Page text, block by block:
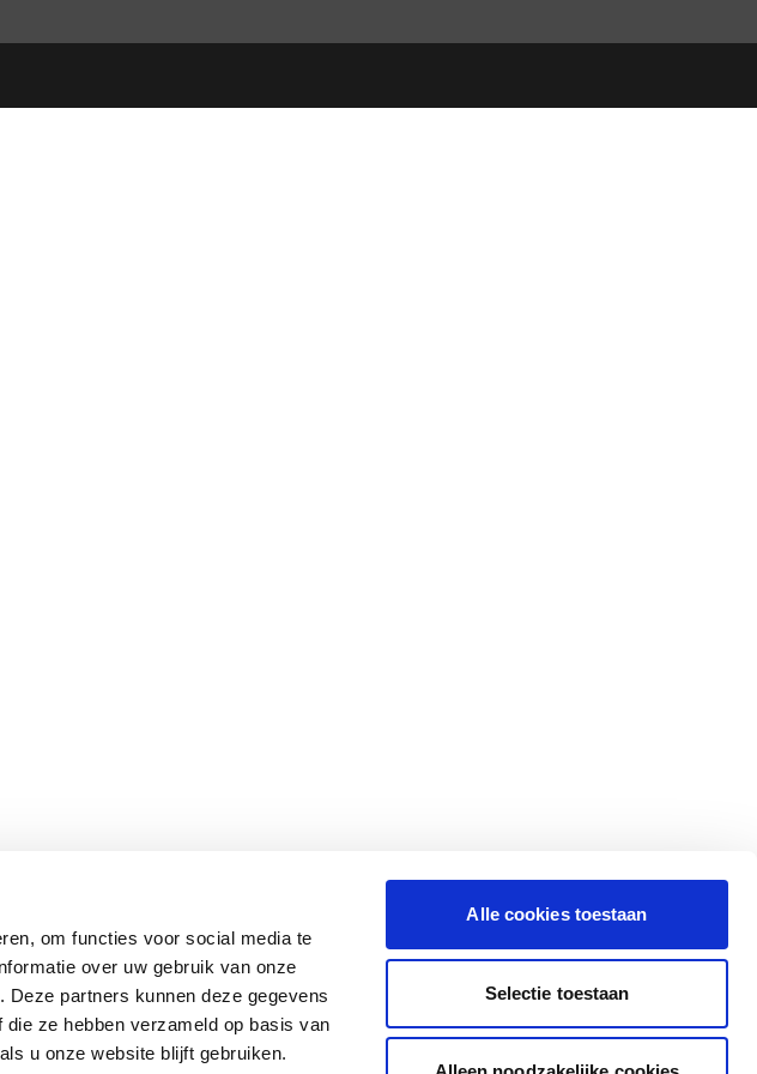
om functies voor social media te
over uw gebruik van onze
partners kunnen deze gegevens
ze hebben verzameld op basis van
u onze website blijft gebruiken.
Alle cookies toestaan
Selectie toestaan